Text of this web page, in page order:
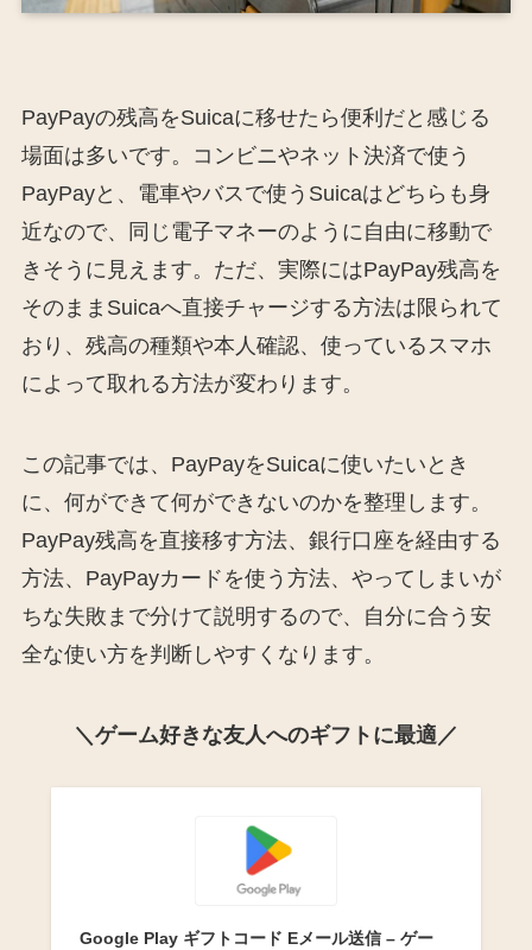
PayPayの残高をSuicaに移せたら便利だと感じる
場面は多いです。コンビニやネット決済で使う
PayPayと、電車やバスで使うSuicaはどちらも身
近なので、同じ電子マネーのように自由に移動で
きそうに見えます。ただ、実際にはPayPay残高を
そのままSuicaへ直接チャージする方法は限られて
おり、残高の種類や本人確認、使っているスマホ
によって取れる方法が変わります。
この記事では、PayPayをSuicaに使いたいとき
に、何ができて何ができないのかを整理します。
PayPay残高を直接移す方法、銀行口座を経由する
方法、PayPayカードを使う方法、やってしまいが
ちな失敗まで分けて説明するので、自分に合う安
全な使い方を判断しやすくなります。
＼ゲーム好きな友人へのギフトに最適／
Google Play ギフトコード Eメール送信 – ゲー